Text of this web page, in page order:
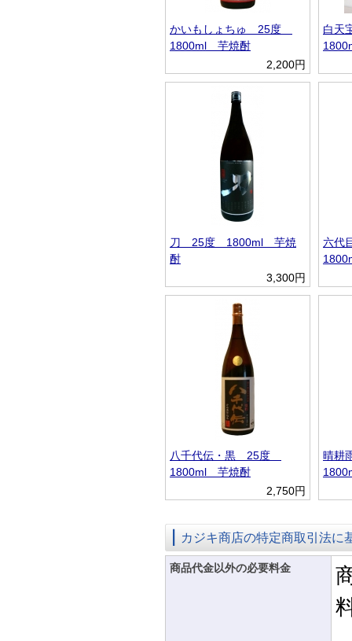
かいもしょちゅ 25度
1800ml 芋焼酎
2,200円
白
刀 25度 1800ml 芋焼
酎
3,300円
六
八千代伝・黒 25度
1800ml 芋焼酎
2,750円
晴
カジキ商店の特定商取引法に
商品代金以外の必要料金